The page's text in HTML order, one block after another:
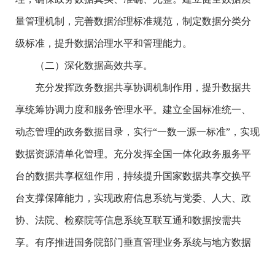
量管理机制，完善数据治理标准规范，制定数据分类分
级标准，提升数据治理水平和管理能力。
（二）深化数据高效共享。
充分发挥政务数据共享协调机制作用，提升数据共
享统筹协调力度和服务管理水平。建立全国标准统一、
动态管理的政务数据目录，实行“一数一源一标准”，实现
数据资源清单化管理。充分发挥全国一体化政务服务平
台的数据共享枢纽作用，持续提升国家数据共享交换平
台支撑保障能力，实现政府信息系统与党委、人大、政
协、法院、检察院等信息系统互联互通和数据按需共
享。有序推进国务院部门垂直管理业务系统与地方数据